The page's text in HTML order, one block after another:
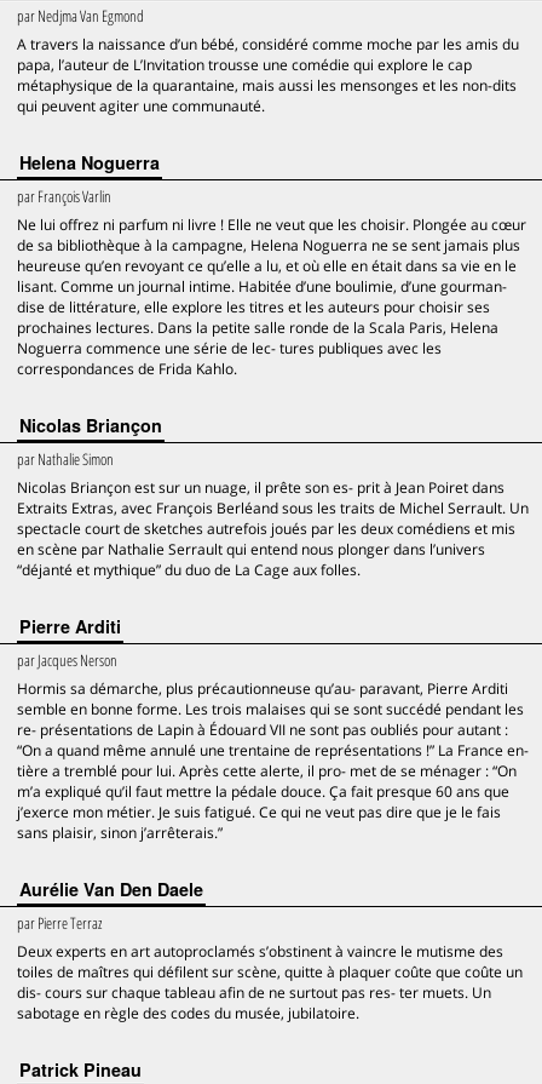
parNedjma Van Egmond
A travers la naissance d’un bébé, considéré comme moche par les amis du
papa, l’auteur de L’Invitation trousse une comédie qui explore le cap
métaphysique de la quarantaine, mais aussi les mensonges et les non-dits
qui peuvent agiter une communauté.
Helena Noguerra
parFrançois Varlin
Ne lui offrez ni parfum ni livre ! Elle ne veut que les choisir. Plongée au cœur
de sa bibliothèque à la campagne, Helena Noguerra ne se sent jamais plus
heureuse qu’en revoyant ce qu’elle a lu, et où elle en était dans sa vie en le
lisant. Comme un journal intime. Habitée d’une boulimie, d’une gourman-
dise de littérature, elle explore les titres et les auteurs pour choisir ses
prochaines lectures. Dans la petite salle ronde de la Scala Paris, Helena
Noguerra commence une série de lec- tures publiques avec les
correspondances de Frida Kahlo.
Nicolas Briançon
parNathalie Simon
Nicolas Briançon est sur un nuage, il prête son es- prit à Jean Poiret dans
Extraits Extras, avec François Berléand sous les traits de Michel Serrault. Un
spectacle court de sketches autrefois joués par les deux comédiens et mis
en scène par Nathalie Serrault qui entend nous plonger dans l’univers
“déjanté et mythique” du duo de La Cage aux folles.
Pierre Arditi
parJacques Nerson
Hormis sa démarche, plus précautionneuse qu’au- paravant, Pierre Arditi
semble en bonne forme. Les trois malaises qui se sont succédé pendant les
re- présentations de Lapin à Édouard VII ne sont pas oubliés pour autant :
“On a quand même annulé une trentaine de représentations !” La France en-
tière a tremblé pour lui. Après cette alerte, il pro- met de se ménager : “On
m’a expliqué qu’il faut mettre la pédale douce. Ça fait presque 60 ans que
j’exerce mon métier. Je suis fatigué. Ce qui ne veut pas dire que je le fais
sans plaisir, sinon j’arrêterais.”
Aurélie Van Den Daele
parPierre Terraz
Deux experts en art autoproclamés s’obstinent à vaincre le mutisme des
toiles de maîtres qui défilent sur scène, quitte à plaquer coûte que coûte un
dis- cours sur chaque tableau afin de ne surtout pas res- ter muets. Un
sabotage en règle des codes du musée, jubilatoire.
Patrick Pineau